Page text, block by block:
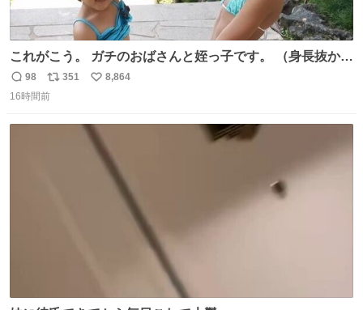
これがこう。 ガチのおばさんと姪っ子です。 （身長抜かさ
返
信
98
リ
ポ
351
い
数
8,864
16時間前